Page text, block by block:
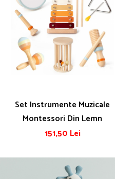
Set Instrumente Muzicale
Montessori Din Lemn
151,50 Lei